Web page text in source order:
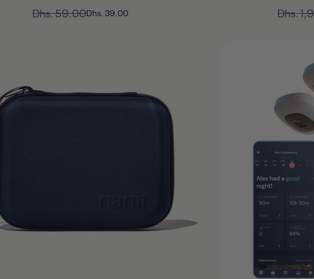
Dhs.
السعر
Dhs. 39.00السعر
Dhs. 59.00